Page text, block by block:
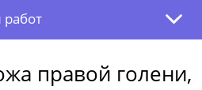
правой голени,